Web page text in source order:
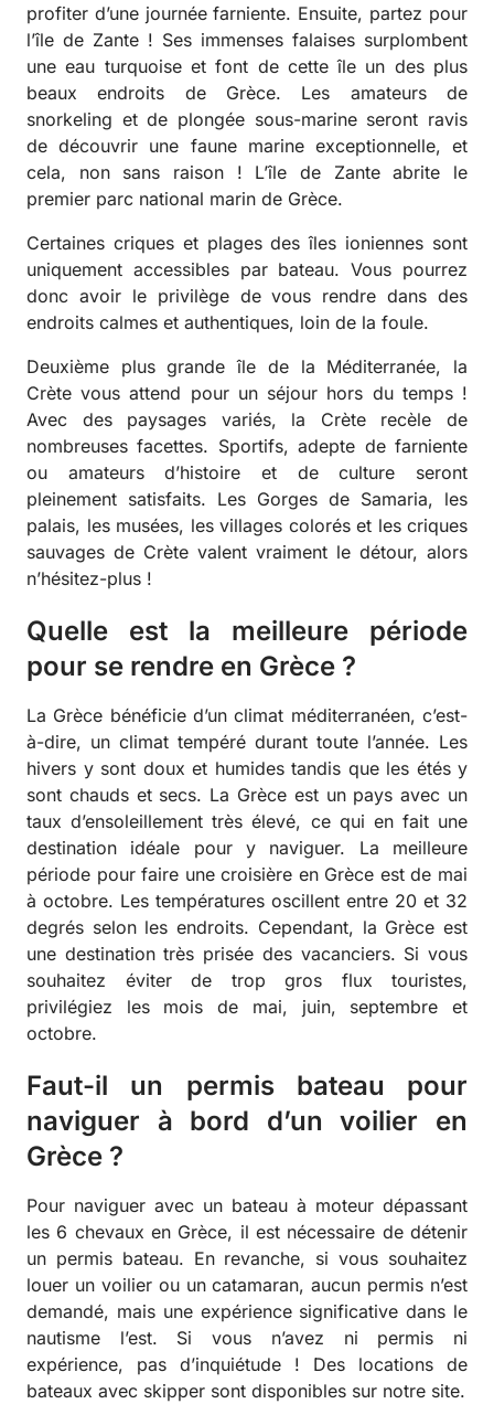
profiter d’une journée farniente. Ensuite, partez pour
l’île de Zante ! Ses immenses falaises surplombent
une eau turquoise et font de cette île un des plus
beaux endroits de Grèce. Les amateurs de
snorkeling et de plongée sous-marine seront ravis
de découvrir une faune marine exceptionnelle, et
cela, non sans raison ! L’île de Zante abrite le
premier parc national marin de Grèce.
Certaines criques et plages des îles ioniennes sont
uniquement accessibles par bateau. Vous pourrez
donc avoir le privilège de vous rendre dans des
endroits calmes et authentiques, loin de la foule.
Deuxième plus grande île de la Méditerranée, la
Crète vous attend pour un séjour hors du temps !
Avec des paysages variés, la Crète recèle de
nombreuses facettes. Sportifs, adepte de farniente
ou amateurs d’histoire et de culture seront
pleinement satisfaits. Les Gorges de Samaria, les
palais, les musées, les villages colorés et les criques
sauvages de Crète valent vraiment le détour, alors
n’hésitez-plus !
Quelle est la meilleure période
pour se rendre en Grèce ?
La Grèce bénéficie d’un climat méditerranéen, c’est-
à-dire, un climat tempéré durant toute l’année. Les
hivers y sont doux et humides tandis que les étés y
sont chauds et secs. La Grèce est un pays avec un
taux d’ensoleillement très élevé, ce qui en fait une
destination idéale pour y naviguer. La meilleure
période pour faire une croisière en Grèce est de mai
à octobre. Les températures oscillent entre 20 et 32
degrés selon les endroits. Cependant, la Grèce est
une destination très prisée des vacanciers. Si vous
souhaitez éviter de trop gros flux touristes,
privilégiez les mois de mai, juin, septembre et
octobre.
Faut-il un permis bateau pour
naviguer à bord d’un voilier en
Grèce ?
Pour naviguer avec un bateau à moteur dépassant
les 6 chevaux en Grèce, il est nécessaire de détenir
un permis bateau. En revanche, si vous souhaitez
louer un voilier ou un catamaran, aucun permis n’est
demandé, mais une expérience significative dans le
nautisme l’est. Si vous n’avez ni permis ni
expérience, pas d’inquiétude ! Des locations de
bateaux avec skipper sont disponibles sur notre site.